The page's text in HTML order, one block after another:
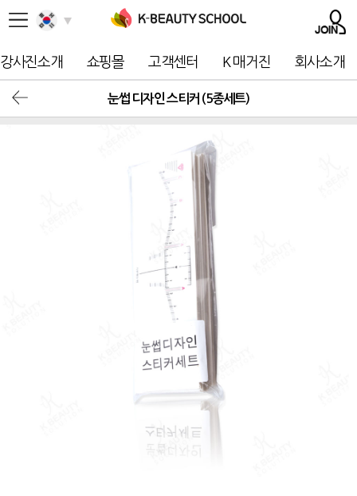
강사진소개 쇼핑몰 고객센터 K 매거진 회사소개
눈썹 디자인 스티커 (5종세트)